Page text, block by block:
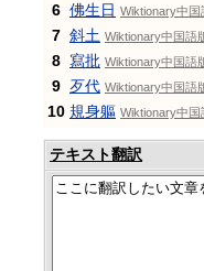
6 佛生日 Wiktionary中国
7 斜土 Wiktionary中国語
8 寫批 Wiktionary中国語
9 歹代 Wiktionary中国語
10 規身軀 Wiktionary中国
テキスト翻訳